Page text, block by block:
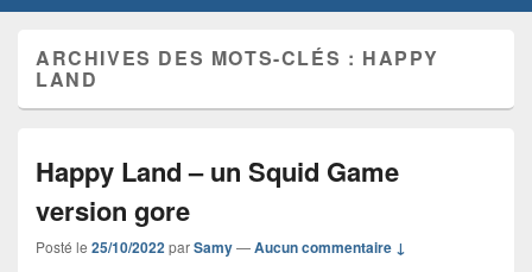
ARCHIVES DES MOTS-CLÉS : HAPPY
LAND
Happy Land – un Squid Game
version gore
Posté le 25/10/2022parSamy—Aucun commentaire ↓